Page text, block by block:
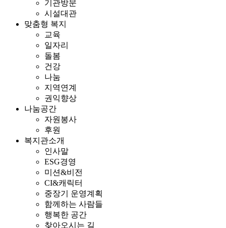
기관방문
시설대관
맞춤형 복지
교육
일자리
돌봄
건강
나눔
지역연계
권익향상
나눔공간
자원봉사
후원
복지관소개
인사말
ESG경영
미션&비전
CI&캐릭터
중장기 운영계획
함께하는 사람들
행복한 공간
찾아오시는 길